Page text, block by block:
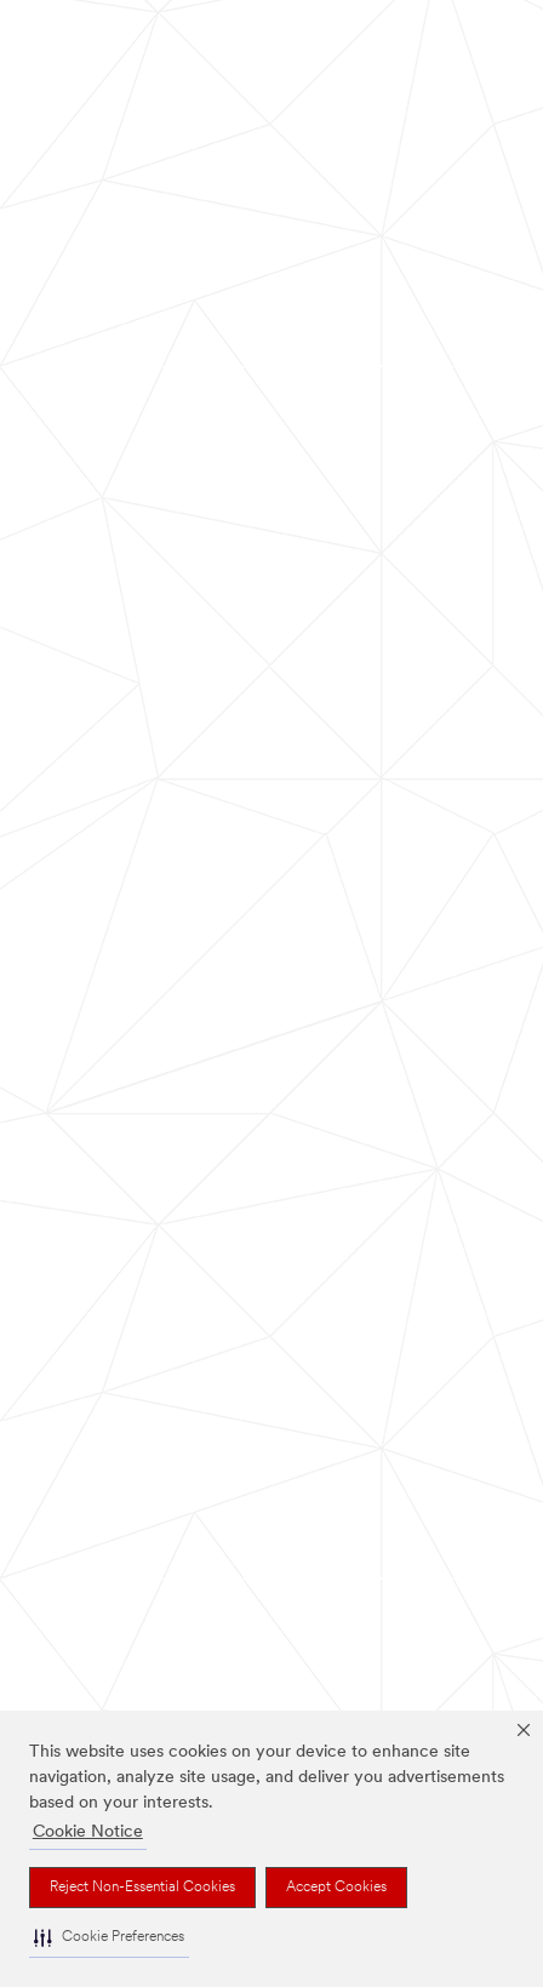
This website uses cookies on your device to enhance site
navigation, analyze site usage, and deliver you advertisements
based on your interests.
Cookie Notice
Reject Non-Essential Cookies Accept Cookies
Cookie Preferences